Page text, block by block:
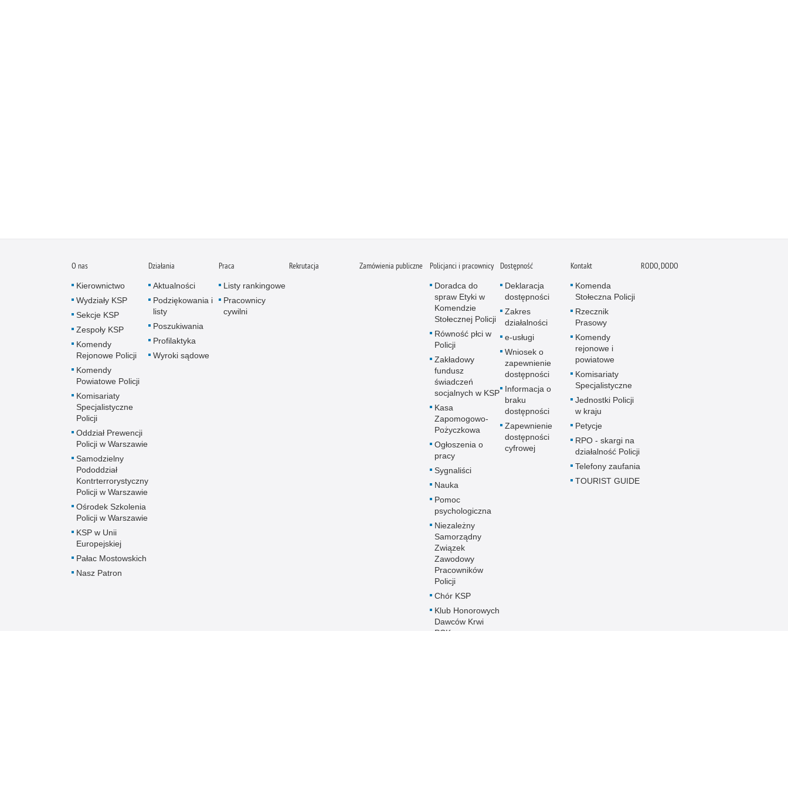
O nas
Kierownictwo
Wydziały KSP
Sekcje KSP
Zespoły KSP
Komendy
Rejonowe Policji
Komendy
Powiatowe Policji
Komisariaty
Specjalistyczne
Policji
Oddział Prewencji
Policji w Warszawie
Samodzielny
Pododdział
Kontrterrorystyczny
Policji w Warszawie
Ośrodek Szkolenia
Policji w Warszawie
KSP w Unii
Europejskiej
Pałac Mostowskich
Nasz Patron
Działania
Aktualności
Podziękowania i
listy
Poszukiwania
Profilaktyka
Wyroki sądowe
Praca
Listy rankingowe
Pracownicy
cywilni
Rekrutacja Zamówienia publiczne Policjanci i pracownicy
Doradca do
spraw Etyki w
Komendzie
Stołecznej Policji
Równość płci w
Policji
Zakładowy
fundusz
świadczeń
socjalnych w KSP
Kasa
Zapomogowo-
Pożyczkowa
Ogłoszenia o
pracy
Sygnaliści
Nauka
Pomoc
psychologiczna
Niezależny
Samorządny
Związek
Zawodowy
Pracowników
Policji
Chór KSP
Klub Honorowych
Dawców Krwi
PCK przy
Dostępność
Deklaracja
dostępności
Zakres
działalności
e-usługi
Wniosek o
zapewnienie
dostępności
Informacja o
braku
dostępności
Zapewnienie
dostępności
cyfrowej
Kontakt
Komenda
Stołeczna Policji
Rzecznik
Prasowy
Komendy
rejonowe i
powiatowe
Komisariaty
Specjalistyczne
Jednostki Policji
w kraju
Petycje
RPO - skargi na
działalność Policji
Telefony zaufania
TOURIST GUIDE
RODO, DODO